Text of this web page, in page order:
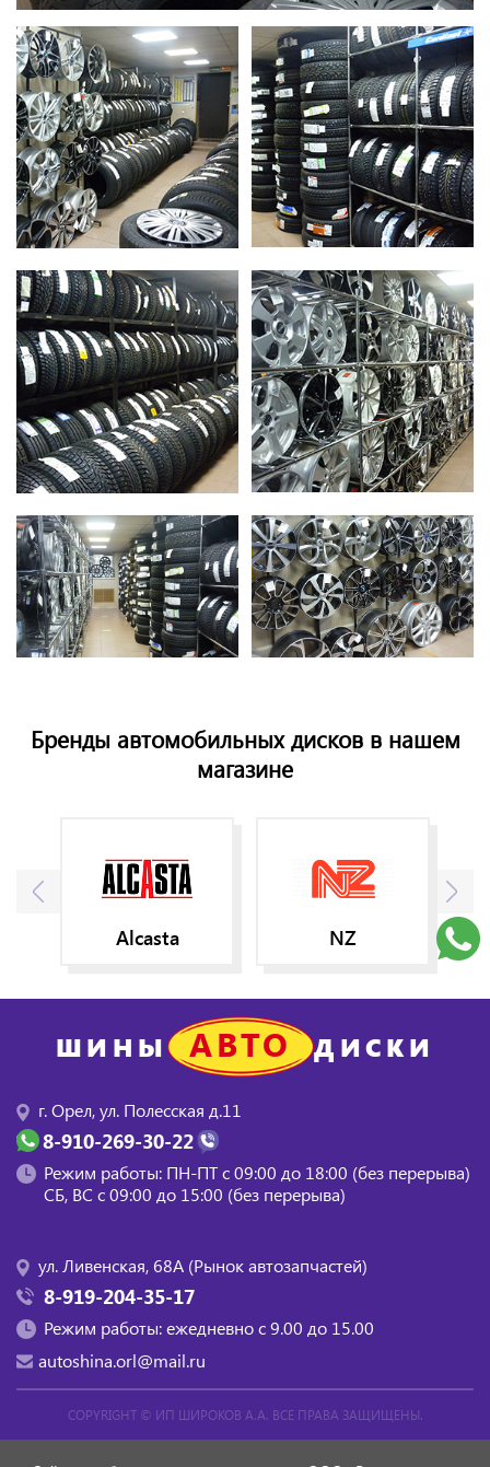
Бренды автомобильных дисков в нашем
магазине
Alcasta NZ
ШИНЫ АВТО ДИСКИ
г. Орел, ул. Полесская д.11
8-910-269-30-22
Режим работы: ПН-ПТ с 09:00 до 18:00 (без перерыва)
СБ, BC с 09:00 до 15:00 (без перерыва)
ул. Ливенская, 68А (Рынок автозапчастей)
8-919-204-35-17
Режим работы: ежедневно с 9.00 до 15.00
autoshina.orl@mail.ru
COPYRIGHT © ИП ШИРОКОВ А.А. ВСЕ ПРАВА ЗАЩИЩЕНЫ.